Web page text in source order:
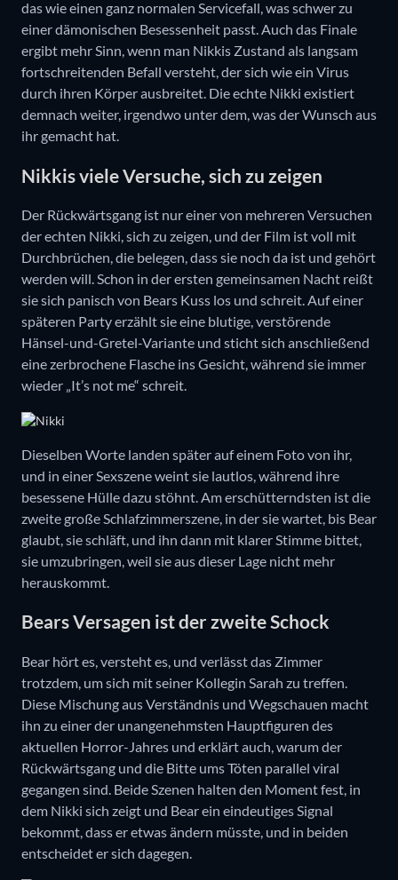
das wie einen ganz normalen Servicefall, was schwer zu
einer dämonischen Besessenheit passt. Auch das Finale
ergibt mehr Sinn, wenn man Nikkis Zustand als langsam
fortschreitenden Befall versteht, der sich wie ein Virus
durch ihren Körper ausbreitet. Die echte Nikki existiert
demnach weiter, irgendwo unter dem, was der Wunsch aus
ihr gemacht hat.
Nikkis viele Versuche, sich zu zeigen
Der Rückwärtsgang ist nur einer von mehreren Versuchen
der echten Nikki, sich zu zeigen, und der Film ist voll mit
Durchbrüchen, die belegen, dass sie noch da ist und gehört
werden will. Schon in der ersten gemeinsamen Nacht reißt
sie sich panisch von Bears Kuss los und schreit. Auf einer
späteren Party erzählt sie eine blutige, verstörende
Hänsel-und-Gretel-Variante und sticht sich anschließend
eine zerbrochene Flasche ins Gesicht, während sie immer
wieder „It’s not me“ schreit.
Dieselben Worte landen später auf einem Foto von ihr,
und in einer Sexszene weint sie lautlos, während ihre
besessene Hülle dazu stöhnt. Am erschütterndsten ist die
zweite große Schlafzimmerszene, in der sie wartet, bis Bear
glaubt, sie schläft, und ihn dann mit klarer Stimme bittet,
sie umzubringen, weil sie aus dieser Lage nicht mehr
herauskommt.
Bears Versagen ist der zweite Schock
Bear hört es, versteht es, und verlässt das Zimmer
trotzdem, um sich mit seiner Kollegin Sarah zu treffen.
Diese Mischung aus Verständnis und Wegschauen macht
ihn zu einer der unangenehmsten Hauptfiguren des
aktuellen Horror-Jahres und erklärt auch, warum der
Rückwärtsgang und die Bitte ums Töten parallel viral
gegangen sind. Beide Szenen halten den Moment fest, in
dem Nikki sich zeigt und Bear ein eindeutiges Signal
bekommt, dass er etwas ändern müsste, und in beiden
entscheidet er sich dagegen.